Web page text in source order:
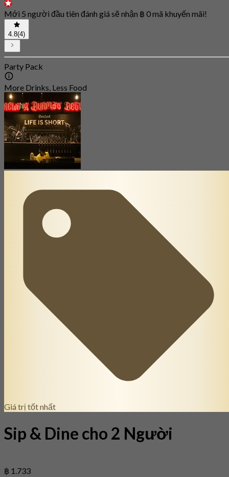
Mới 5 người đầu tiên đánh giá sẽ nhận ฿ 0 mã khuyến mãi!
4.8(4)
Party Pack
More Drinks, Less Food
Giá trị tốt nhất
Sip & Dine cho 2 Người
฿ 1.733